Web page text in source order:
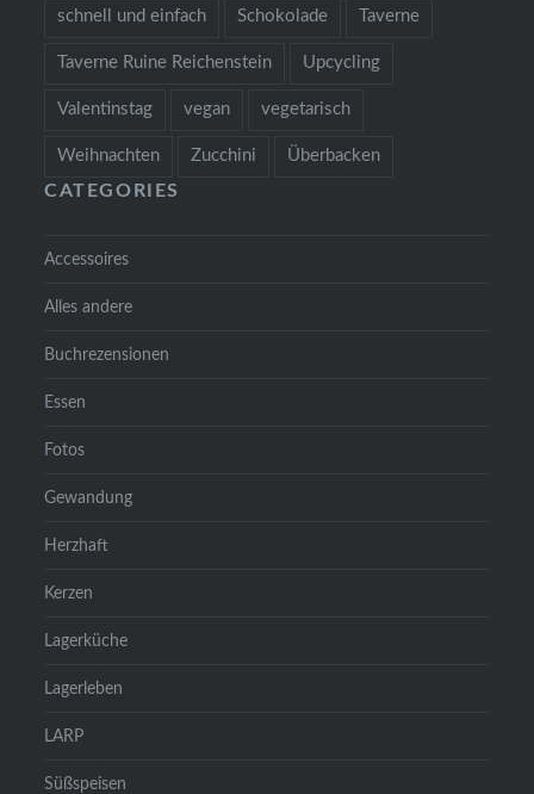
schnell und einfach Schokolade Taverne
Taverne Ruine Reichenstein Upcycling
Valentinstag vegan vegetarisch
Weihnachten Zucchini Überbacken
CATEGORIES
Accessoires
Alles andere
Buchrezensionen
Essen
Fotos
Gewandung
Herzhaft
Kerzen
Lagerküche
Lagerleben
LARP
Süßspeisen